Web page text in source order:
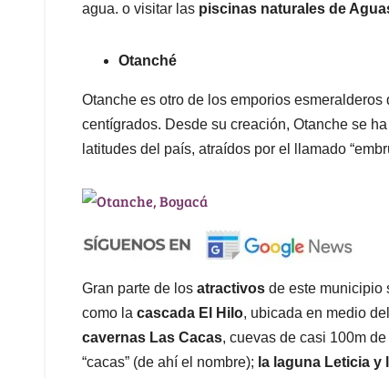
agua. o visitar las piscinas naturales de
Otanché
Otanche es otro de los emporios
centígrados. Desde su creación, Otanche se
latitudes del país, atraídos por el llamado
Gran parte de los atractivos de este municipio
como la cascada El Hilo, ubicada en medio
cavernas Las Cacas, cuevas de casi 100m
“cacas” (de ahí el nombre); la laguna Leticia y